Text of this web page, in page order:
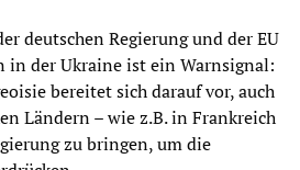
deutschen Regierung und der EU
in der Ukraine ist ein Warnsignal:
bereitet sich darauf vor, auch
Ländern – wie z.B. in Frankreich
zu bringen, um die